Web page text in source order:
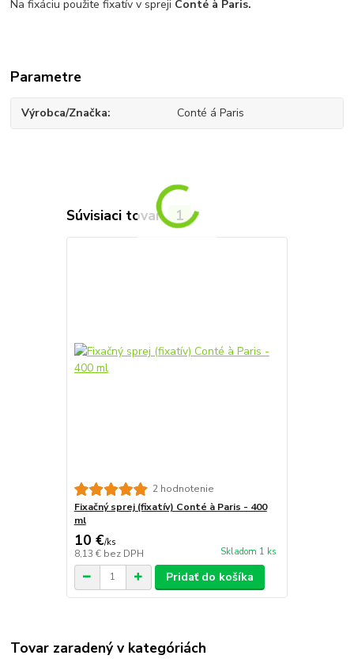
Na fixáciu použite fixatív v spreji Conté à Paris.
Parametre
Výrobca/Značka Conté á Paris
Súvisiaci tovar 1
2 hodnotenie
Fixačný sprej (fixatív) Conté à Paris - 400
ml
10 €/ks
8,13 € bez DPH Skladom 1 ks
Pridať do košíka
Tovar zaradený v kategóriách